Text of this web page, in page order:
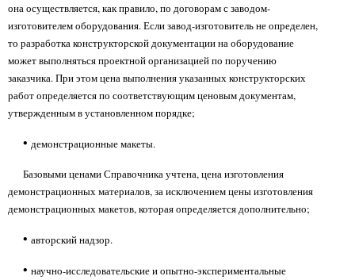
она осуществляется, как правило, по договорам с заводом-
изготовителем оборудования. Если завод-изготовитель не определен,
то разработка конструкторской документации на оборудование
может выполняться проектной организацией по поручению
заказчика. При этом цена выполнения указанных конструкторских
работ определяется по соответствующим ценовым документам,
утвержденным в установленном порядке;
• демонстрационные макеты.
Базовыми ценами Справочника учтена, цена изготовления
демонстрационных материалов, за исключением цены изготовления
демонстрационных макетов, которая определяется дополнительно;
• авторский надзор.
• научно-исследовательские и опытно-экспериментальные